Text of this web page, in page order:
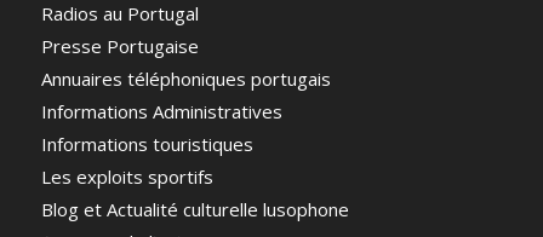
Radios au Portugal
Presse Portugaise
Annuaires téléphoniques portugais
Informations Administratives
Informations touristiques
Les exploits sportifs
Blog et Actualité culturelle lusophone